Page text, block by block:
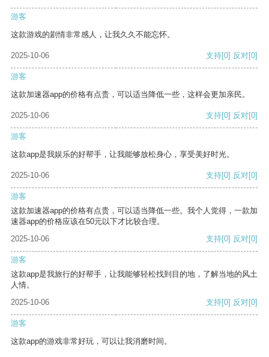
游客
这款游戏的剧情非常感人，让我久久不能忘怀。
2025-10-06 支持[0] 反对[0]
游客
这款加速器app的价格有点贵，可以适当降低一些，这样会更加亲民。
2025-10-06 支持[0] 反对[0]
游客
这款app是我娱乐的好帮手，让我能够放松身心，享受美好时光。
2025-10-06 支持[0] 反对[0]
游客
这款加速器app的价格有点贵，可以适当降低一些。我个人觉得，一款加
速器app的价格应该在50元以下才比较合理。
2025-10-06
支持[0] 反对[0]
游客
这款app是我旅行的好帮手，让我能够轻松找到目的地，了解当地的风土
人情。
2025-10-06
支持[0] 反对[0]
游客
这款app的游戏非常好玩，可以让我消磨时间。